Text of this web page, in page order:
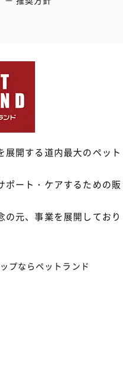
開する道内最大のペット
ポート・ケアするための販
元、事業を展開しており
プならペットランド